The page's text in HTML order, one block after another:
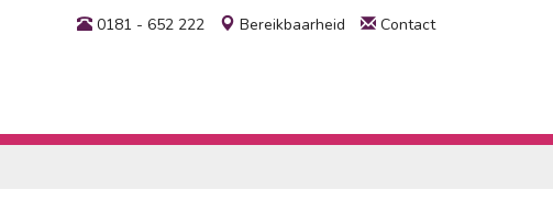
0181 - 652 222 Bereikbaarheid Contact